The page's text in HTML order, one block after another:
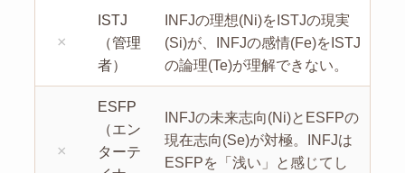
×
ISTJ
（管理
者）
INFJの理想(Ni)をISTJの現実
(Si)が、INFJの感情(Fe)をISTJ
の論理(Te)が理解できない。
×
ESFP
（エン
ターテ
INFJの未来志向(Ni)とESFPの
現在志向(Se)が対極。INFJは
ESFPを「浅い」と感じてし